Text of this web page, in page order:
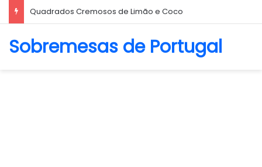
Quadrados Cremosos de Limão e Coco
Sobremesas de Portugal